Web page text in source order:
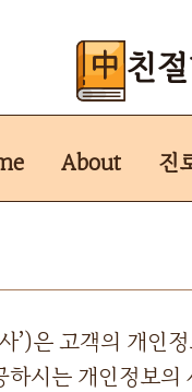
친
About 진
’)은 고객의 개인
시는 개인정보